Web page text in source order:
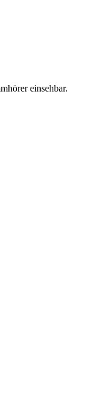
einsehbar.